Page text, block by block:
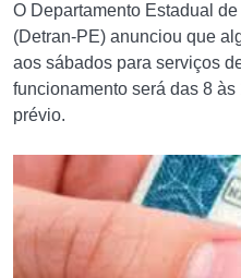
O Departamento Estadual
(Detran-PE) anunciou que
aos sábados para serviços
funcionamento será das 8
prévio.